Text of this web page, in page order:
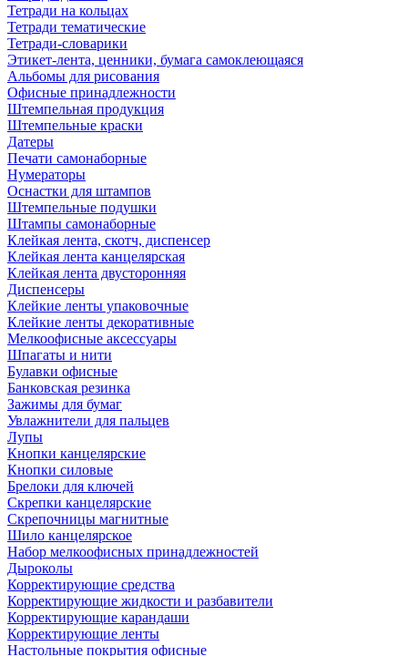
Тетради на кольцах
Тетради тематические
Тетради-словарики
Этикет-лента, ценники, бумага самоклеющаяся
Альбомы для рисования
Офисные принадлежности
Штемпельная продукция
Штемпельные краски
Датеры
Печати самонаборные
Нумераторы
Оснастки для штампов
Штемпельные подушки
Штампы самонаборные
Клейкая лента, скотч, диспенсер
Клейкая лента канцелярская
Клейкая лента двусторонняя
Диспенсеры
Клейкие ленты упаковочные
Клейкие ленты декоративные
Мелкоофисные аксессуары
Шпагаты и нити
Булавки офисные
Банковская резинка
Зажимы для бумаг
Увлажнители для пальцев
Лупы
Кнопки канцелярские
Кнопки силовые
Брелоки для ключей
Скрепки канцелярские
Скрепочницы магнитные
Шило канцелярское
Набор мелкоофисных принадлежностей
Дыроколы
Корректирующие средства
Корректирующие жидкости и разбавители
Корректирующие карандаши
Корректирующие ленты
Настольные покрытия офисные